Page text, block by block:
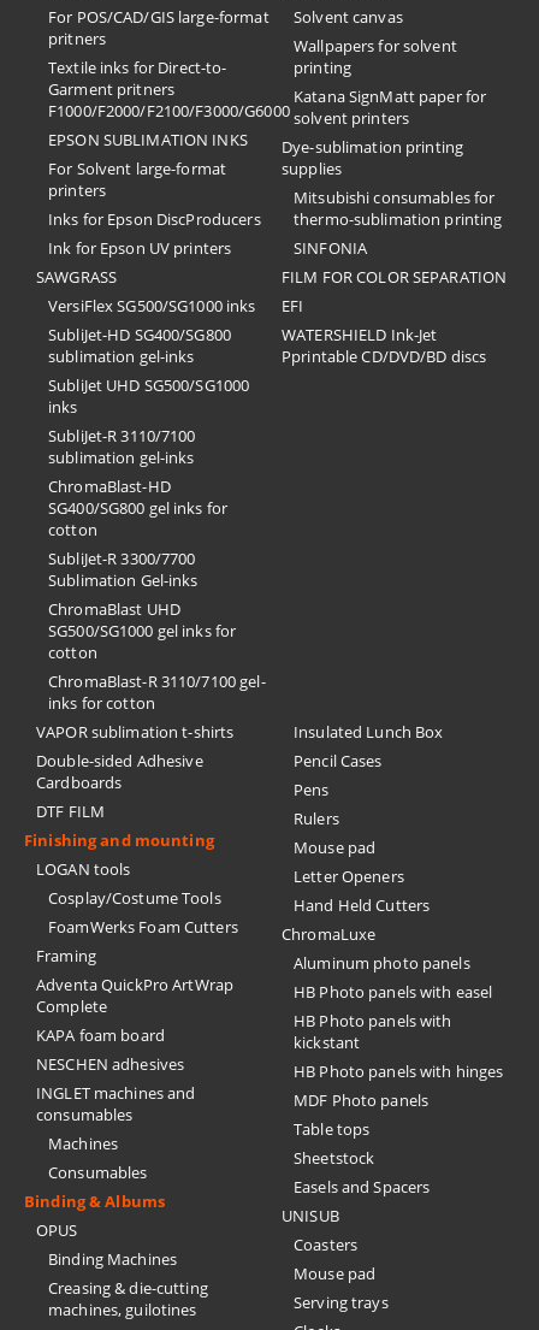
For POS/CAD/GIS large-format
pritners
Textile inks for Direct-to-
Garment pritners
F1000/F2000/F2100/F3000/G6000
EPSON SUBLIMATION INKS
For Solvent large-format
printers
Inks for Epson DiscProducers
Ink for Epson UV printers
SAWGRASS
VersiFlex SG500/SG1000 inks
SubliJet-HD SG400/SG800
sublimation gel-inks
SubliJet UHD SG500/SG1000
inks
SubliJet-R 3110/7100
sublimation gel-inks
ChromaBlast-HD
SG400/SG800 gel inks for
cotton
SubliJet-R 3300/7700
Sublimation Gel-inks
ChromaBlast UHD
SG500/SG1000 gel inks for
cotton
ChromaBlast-R 3110/7100 gel-
inks for cotton
Solvent canvas
Wallpapers for solvent
printing
Katana SignMatt paper for
solvent printers
Dye-sublimation printing
supplies
Mitsubishi consumables for
thermo-sublimation printing
SINFONIA
FILM FOR COLOR SEPARATION
EFI
​WATERSHIELD Ink-Jet
Pprintable CD/DVD/BD discs
VAPOR sublimation t-shirts
Double-sided Adhesive
Cardboards
DTF FILM
Finishing and mounting
LOGAN tools
Cosplay/Costume Tools
FoamWerks Foam Cutters
Framing
Adventa QuickPro ArtWrap
Complete
KAPA foam board
NESCHEN adhesives
INGLET machines and
consumables
Machines
Consumables
Binding & Albums
OPUS
Binding Machines
Creasing & die-cutting
machines, guilotines
Insulated Lunch Box
Pencil Cases
Pens
Rulers
Mouse pad
Letter Openers
Hand Held Cutters
ChromaLuxe
Aluminum photo panels
HB Photo panels with easel
HB Photo panels with
kickstant
HB Photo panels with hinges
MDF Photo panels
Table tops
Sheetstock
Easels and Spacers
UNISUB
Coasters
Mouse pad
Serving trays